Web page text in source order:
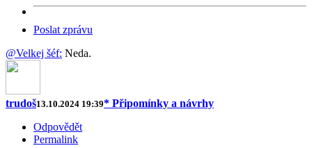
Poslat zprávu
@Velkej šéf: Neda.
trudoš13.10.2024 19:39* Připomínky a návrhy
Odpovědět
Permalink